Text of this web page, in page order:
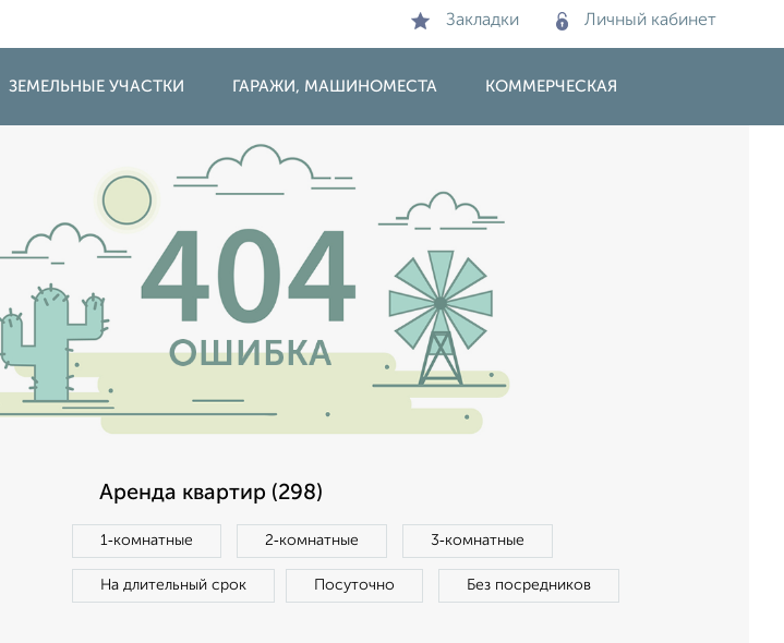
Закладки Личный кабинет
ЗЕМЕЛЬНЫЕ УЧАСТКИ ГАРАЖИ, МАШИНОМЕСТА КОММЕРЧЕСКАЯ
Аренда квартир (298)
1‑комнатные 2‑комнатные 3‑комнатные
На длительный срок Посуточно Без посредников